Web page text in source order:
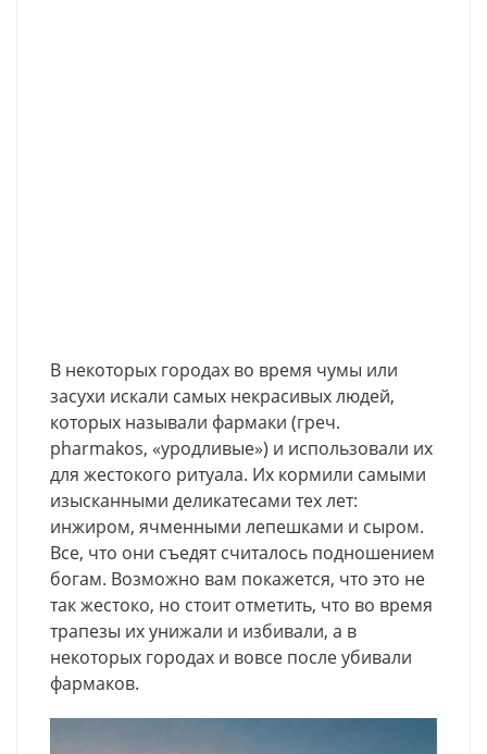
В некоторых городах во время чумы или
засухи искали самых некрасивых людей,
которых называли фармаки (греч.
pharmakos, «уродливые») и использовали их
для жестокого ритуала. Их кормили самыми
изысканными деликатесами тех лет:
инжиром, ячменными лепешками и сыром.
Все, что они съедят считалось подношением
богам. Возможно вам покажется, что это не
так жестоко, но стоит отметить, что во время
трапезы их унижали и избивали, а в
некоторых городах и вовсе после убивали
фармаков.